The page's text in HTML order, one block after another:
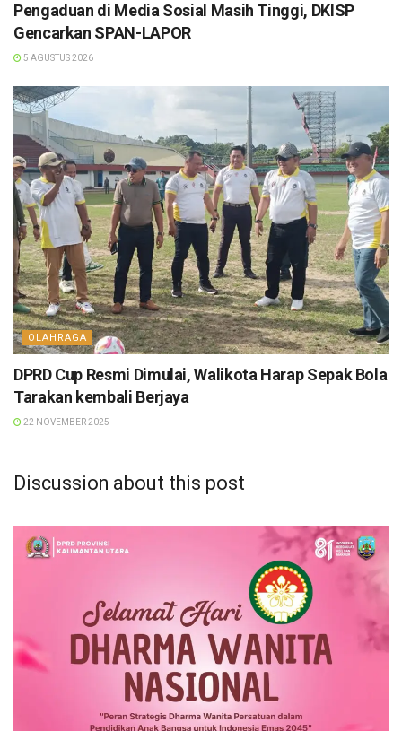
Pengaduan di Media Sosial Masih Tinggi, DKISP
Gencarkan SPAN-LAPOR
5 AGUSTUS 2026
OLAHRAGA
DPRD Cup Resmi Dimulai, Walikota Harap Sepak Bola
Tarakan kembali Berjaya
22 NOVEMBER 2025
Discussion about this post